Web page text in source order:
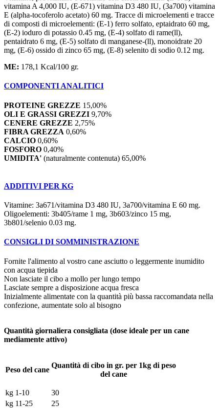
vitamina A 4,000 IU, (E-671) vitamina D3 480 IU, (3a700) vitamina
E (alpha-tocoferolo acetato) 60 mg. Tracce di microelementi e tracce
di composti di microelementi: (E-1) ferro solfato, eptaidrato 60 mg,
(E-2) ioduro di potassio 0.45 mg, (E-4) solfato di rame(ll),
pentaidrato 6 mg, (E-5) solfato di manganese-(ll), monoidrate 20
mg, (E-6) ossido di zinco 65 mg, (E-8) selenito di sodio 0.12 mg.
ME: 178,1 Kcal/100 gr.
COMPONENTI ANALITICI
PROTEINE GREZZE 15,00%
OLI E GRASSI GREZZI 9,70%
CENERE GREZZE 2,75%
FIBRA GREZZA 0,60%
CALCIO 0,60%
FOSFORO 0,40%
UMIDITA' (naturalmente contenuta) 65,00%
ADDITIVI PER KG
Vitamine: 3a671/vitamina D3 480 IU, 3a700/vitamina E 60 mg.
Oligoelementi: 3b405/rame 1 mg, 3b603/zinco 15 mg,
3b801/selenio 0.03 mg.
CONSIGLI DI SOMMINISTRAZIONE
Fornite l'alimento al vostro cane asciutto o leggermente inumidito
con acqua tiepida
Non lasciate il cibo a mollo per lungo tempo
Lasciate sempre a disposizione acqua fresca
Inizialmente alimentate con la quantità più bassa raccomandata nella
confezione, aumentate solo al bisogno
Quantità giornaliera consigliata (dose ideale per un cane
mediamente attivo)
Peso del cane
Quantità di cibo in gr. per 1kg di peso
del cane
kg 1-10
30
kg 11-25
25